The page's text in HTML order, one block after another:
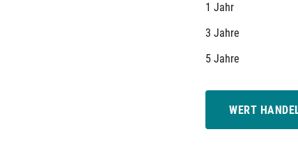
1 Jahr
3 Jahre
5 Jahre
WERT